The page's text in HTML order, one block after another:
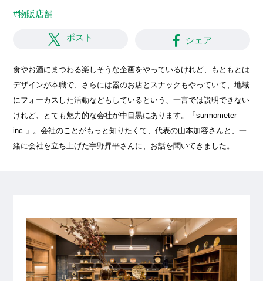
#物販店舗
ポスト シェア
食やお酒にまつわる楽しそうな企画をやっているけれど、もともとは
デザインが本職で、さらには器のお店とスナックもやっていて、地域
にフォーカスした活動などもしているという、一言では説明できない
けれど、とても魅力的な会社が中目黒にあります。「surmometer
inc.」。会社のことがもっと知りたくて、代表の山本加容さんと、一
緒に会社を立ち上げた宇野昇平さんに、お話を聞いてきました。